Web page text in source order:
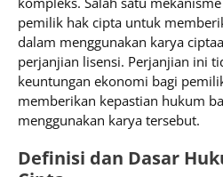
pemilik hak cipta untuk
dalam menggunakan karya
perjanjian lisensi. Perjanjian ini
keuntungan ekonomi bagi
memberikan kepastian hukum
menggunakan karya tersebut.
Definisi dan Dasar